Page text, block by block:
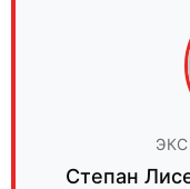
Степан